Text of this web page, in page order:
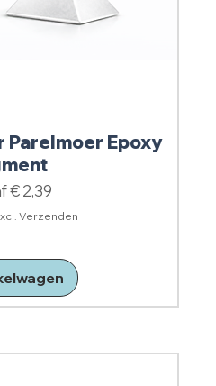
Epoxy
€ 2,39
Verzenden